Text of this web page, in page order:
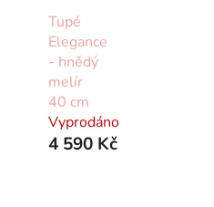
Tupé
Elegance
- hnědý
melír
40 cm
Vyprodáno
4 590 Kč